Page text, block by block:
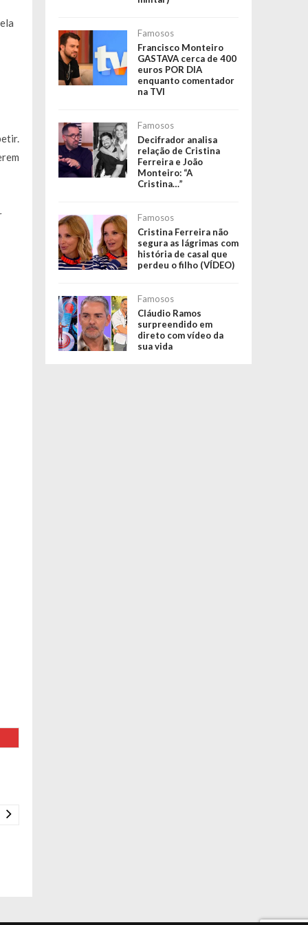
Famosos
Francisco Monteiro
GASTAVA cerca de 400
euros POR DIA
enquanto comentador
na TVI
Famosos
Decifrador analisa
relação de Cristina
Ferreira e João
Monteiro: “A
Cristina…”
Famosos
Cristina Ferreira não
segura as lágrimas com
história de casal que
perdeu o filho (VÍDEO)
Famosos
Cláudio Ramos
surpreendido em
direto com vídeo da
sua vida